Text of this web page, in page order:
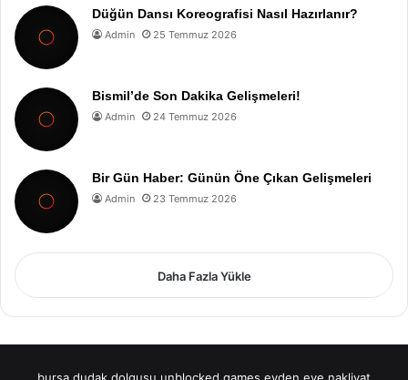
Düğün Dansı Koreografisi Nasıl Hazırlanır?
Admin 25 Temmuz 2026
Bismil’de Son Dakika Gelişmeleri!
Admin 24 Temmuz 2026
Bir Gün Haber: Günün Öne Çıkan Gelişmeleri
Admin 23 Temmuz 2026
Daha Fazla Yükle